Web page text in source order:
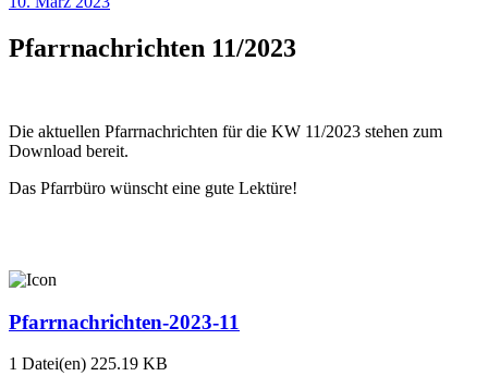
Pfarrnachrichten 11/2023
Die aktuellen Pfarrnachrichten für die KW 11/2023 stehen zum
Download bereit.
Das Pfarrbüro wünscht eine gute Lektüre!
Pfarrnachrichten-2023-11
1 Datei(en) 225.19 KB